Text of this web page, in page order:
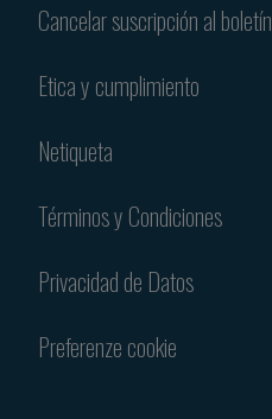
Cancelar suscripción al boletín
Etica y cumplimiento
Netiqueta
Términos y Condiciones
Privacidad de Datos
Preferenze cookie